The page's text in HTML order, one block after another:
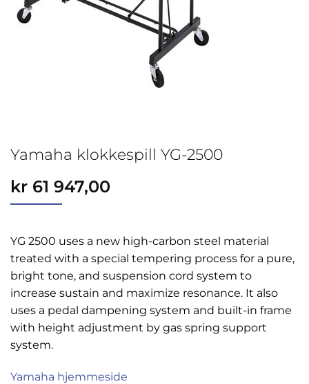
Yamaha klokkespill YG-2500
kr 61 947,00
YG 2500 uses a new high-carbon steel material
treated with a special tempering process for a pure,
bright tone, and suspension cord system to
increase sustain and maximize resonance. It also
uses a pedal dampening system and built-in frame
with height adjustment by gas spring support
system.
Yamaha hjemmeside